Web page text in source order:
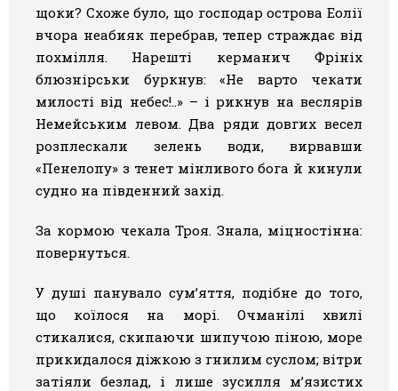
щоки? Схоже було, що господар острова Еолії
вчора неабияк перебрав, тепер страждає від
похмілля. Нарешті керманич Фрініх
блюзнірськи буркнув: «Не варто чекати
милості від небес!..» – і рикнув на веслярів
Немейським левом. Два ряди довгих весел
розплескали зелень води, вирвавши
«Пенелопу» з тенет мінливого бога й кинули
судно на південний захід.
За кормою чекала Троя. Знала, міцностінна:
повернуться.
У душі панувало сум’яття, подібне до того,
що коїлося на морі. Очманілі хвилі
стикалися, скипаючи шипучою піною, море
прикидалося діжкою з гнилим суслом; вітри
затіяли безлад, і лише зусилля м’язистих